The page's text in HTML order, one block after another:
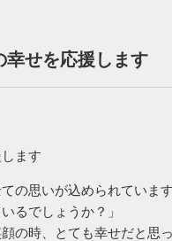
幸せを応援します
ます
の思いが込められていま
るでしょうか？」
の時、とても幸せだと思